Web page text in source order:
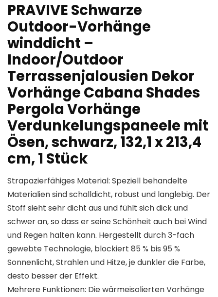
PRAVIVE Schwarze
Outdoor-Vorhänge
winddicht –
Indoor/Outdoor
Terrassenjalousien Dekor
Vorhänge Cabana Shades
Pergola Vorhänge
Verdunkelungspaneele mit
Ösen, schwarz, 132,1 x 213,4
cm, 1 Stück
Strapazierfähiges Material: Speziell behandelte
Materialien sind schalldicht, robust und langlebig. Der
Stoff sieht sehr dicht aus und fühlt sich dick und
schwer an, so dass er seine Schönheit auch bei Wind
und Regen halten kann. Hergestellt durch 3-fach
gewebte Technologie, blockiert 85 % bis 95 %
Sonnenlicht, Strahlen und Hitze, je dunkler die Farbe,
desto besser der Effekt.
Mehrere Funktionen: Die wärmeisolierten Vorhänge